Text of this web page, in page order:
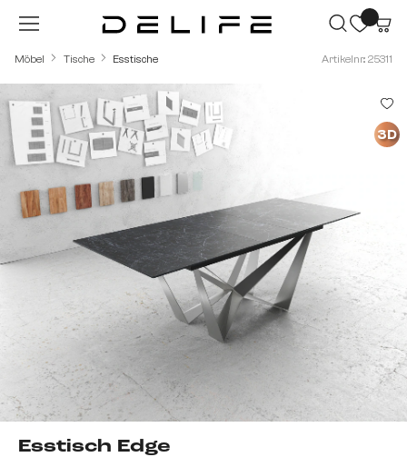
Zum Hauptinhalt springen
Möbel Tische Esstische Artikelnr.: 25311
Esstisch Edge
Bildergalerie überspringen
3D